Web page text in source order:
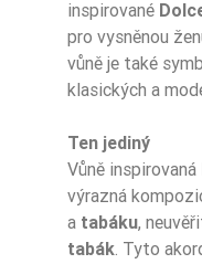
inspirované
pro vysněnou
vůně je také
klasických a
Ten jediný
Vůně inspirovaná
výrazná
a tabáku,
tabák . Tyto
Pora Roku
Sugerowane Uży
Cie
Intensywność
Nuty Głowy
Nuty Głowy